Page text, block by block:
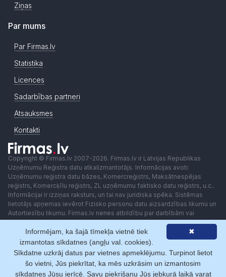
Ziņas
Par mums
Par Firmas.lv
Statistika
Licences
Sadarbības partneri
Atsauksmes
Kontakti
Copyright © Firmas.lv 2007-2026. Firmas.lv ir Latvijas Republikas
Uzņēmumu Reģistra datu atkalizmantotājs. Informācijas avoti:
Uzņēmumu reģistra datu bāzes, Komercreģistrs, Maksātnespējas
reģistrs, Komercķīlu reģistrs, ZL uzņēmumu faktisko datu reģistrs, u.c..
Informācijai ir izziņas raksturs, un tai nav juridiska spēka. Sistēmas
lietotājs apņemas ievērot Fizisko personu datu aizsardzības likumu un
Autortiesību likumu. Firmas.lv nenes atbildību par darbībām vai
lēmumiem, kas balstīti uz saņemto pakalpojumu. Lietotājam aizliegts
izmantot jebkādas automatizētas sistēmas vai iekārtas (robotus)
piekļuvei sistēmai bez rakstiskas saskaņošanas ar Firmas.lv. Galvenā
redaktore: Ingūna Pempere.
Lietošanas noteikumi
Privātuma politika Norēķini ar
✖
Informējam, ka šajā tīmekļa vietnē tiek
izmantotas sīkdatnes (angļu val. cookies).
Sīkdatne uzkrāj datus par vietnes apmeklējumu. Turpinot lietot
šo vietni, Jūs piekrītat, ka mēs uzkrāsim un izmantosim
sīkdatnes Jūsu ierīcē. Savu piekrišanu Jūs jebkurā laikā varat